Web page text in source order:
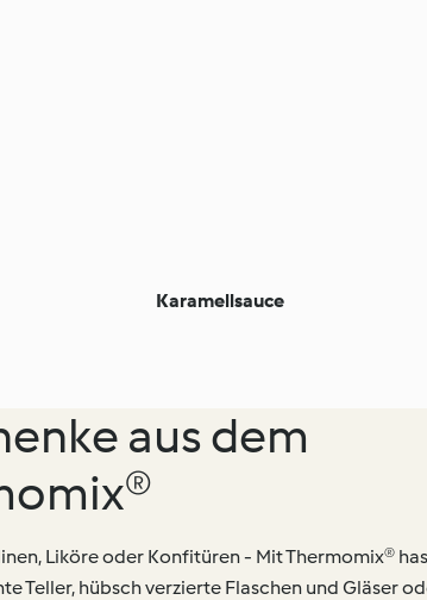
Karamellsauce
aus dem
Liköre oder Konfitüren - Mit Thermomix®
Teller, hübsch verzierte Flaschen und Gläser